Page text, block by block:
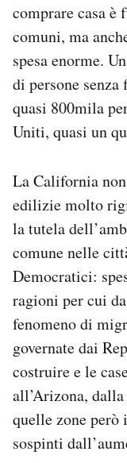
comprare casa è
comuni, ma
spesa enorme.
di persone
quasi 800mila
Uniti, quasi un
La California
edilizie molto
la tutela
comune nelle
Democratici:
ragioni per cui
fenomeno di
governate dai
costruire e le
all’Arizona,
quelle zone però
sospinti